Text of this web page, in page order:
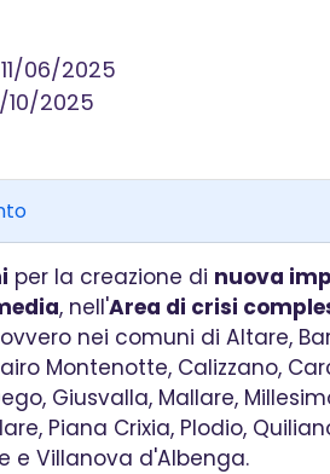
11/06/2025
10/2025
per la creazione di nuova
, nell'Area di crisi
nei comuni di Altare,
Montenotte, Calizzano,
Giusvalla, Mallare,
Piana Crixia, Plodio,
e Villanova d'Albenga.